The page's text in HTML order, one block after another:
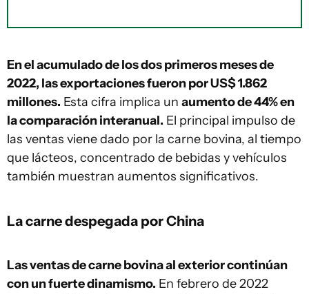
En el acumulado de los dos primeros meses de
2022, las exportaciones fueron por US$ 1.862
millones. Esta cifra implica un aumento de 44% en
la comparación interanual. El principal impulso de
las ventas viene dado por la carne bovina, al tiempo
que lácteos, concentrado de bebidas y vehículos
también muestran aumentos significativos.
La carne despegada por China
Las ventas de carne bovina al exterior continúan
con un fuerte dinamismo. En febrero de 2022